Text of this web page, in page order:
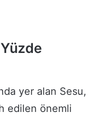
yer alan Sesu,
edilen önemli